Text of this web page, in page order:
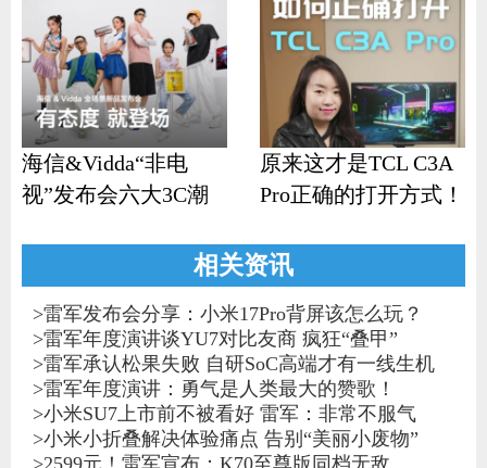
海信&Vidda“非电
视”发布会六大3C潮
原来这才是TCL C3A
Pro正确的打开方式！
相关资讯
>雷军发布会分享：小米17Pro背屏该怎么玩？
>雷军年度演讲谈YU7对比友商 疯狂“叠甲”
>雷军承认松果失败 自研SoC高端才有一线生机
>雷军年度演讲：勇气是人类最大的赞歌！
>小米SU7上市前不被看好 雷军：非常不服气
>小米小折叠解决体验痛点 告别“美丽小废物”